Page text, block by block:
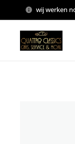
wij werken